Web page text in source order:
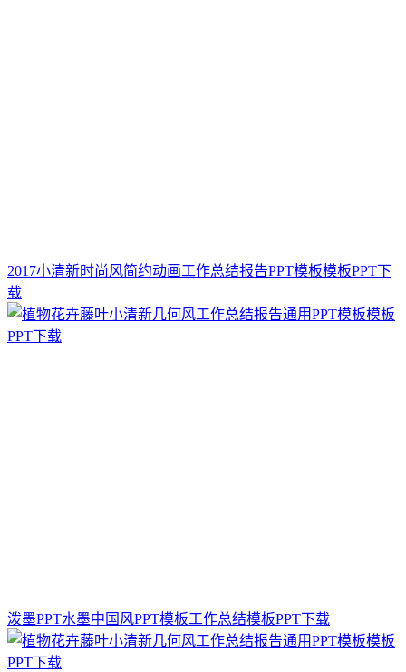
2017小清新时尚风简约动画工作总结报告PPT模板模板PPT下
载
泼墨PPT水墨中国风PPT模板工作总结模板PPT下载